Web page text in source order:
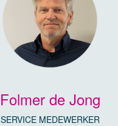
Folmer de Jong
SERVICE MEDEWERKER